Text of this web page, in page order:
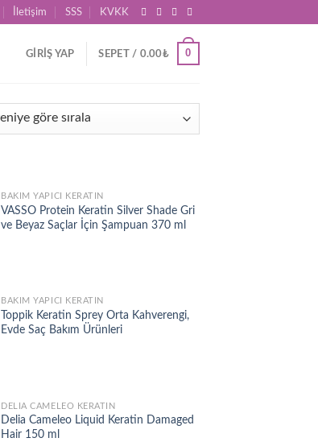
İletişim SSS KVKK
GIRIŞ YAP SEPET / 0.00₺ 0
Add to
wishlist
BAKIM YAPICI KERATIN
VASSO Protein Keratin Silver Shade Gri
ve Beyaz Saçlar İçin Şampuan 370 ml
Add to
wishlist
BAKIM YAPICI KERATIN
Toppik Keratin Sprey Orta Kahverengi,
Evde Saç Bakım Ürünleri
Add to
wishlist
DELIA CAMELEO KERATIN
Delia Cameleo Liquid Keratin Damaged
Hair 150 ml